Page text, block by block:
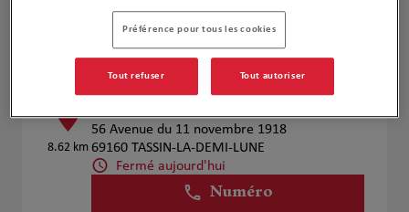
Voir plus
8.62 km
56 Avenue du 11 novembre 1918
69160 TASSIN-LA-DEMI-LUNE
Fermé aujourd'hui
Numéro
Préférence pour tous les cookies
Tout refuser Tout autoriser